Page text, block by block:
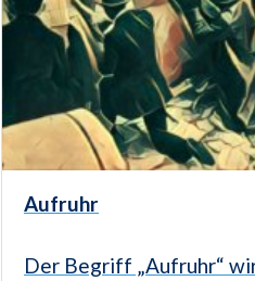
Aufruhr
Der Begriff „Aufruhr“